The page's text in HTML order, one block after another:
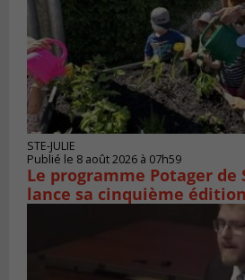
STE-JULIE
Publié le 8 août 2026 à 07h59
Le programme Potager de
lance sa cinquième édition